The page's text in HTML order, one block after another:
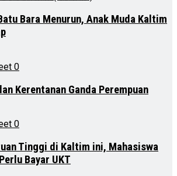
Bara Menurun, Anak Muda Kaltim
0
Kerentanan Ganda Perempuan
0
Tinggi di Kaltim ini, Mahasiswa
Bayar UKT